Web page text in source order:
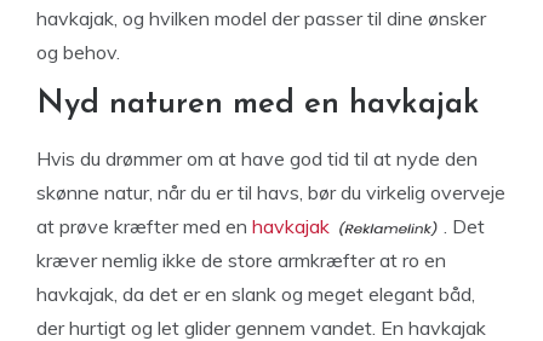
havkajak, og hvilken model der passer til dine ønsker
og behov.
Nyd naturen med en havkajak
Hvis du drømmer om at have god tid til at nyde den
skønne natur, når du er til havs, bør du virkelig overveje
at prøve kræfter med en havkajak
. Det
kræver nemlig ikke de store armkræfter at ro en
havkajak, da det er en slank og meget elegant båd,
der hurtigt og let glider gennem vandet. En havkajak